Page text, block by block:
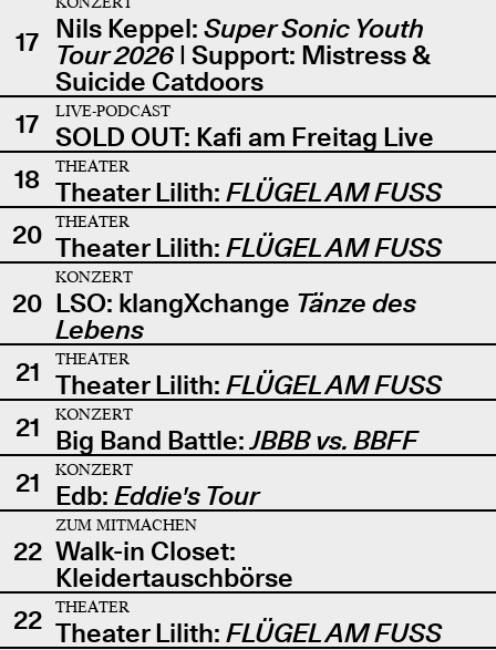
17 Nils Keppel: Super Sonic Youth
Tour 2026| Support: Mistress &
Suicide Catdoors
17
LIVE-PODCAST
SOLD OUT: Kafi am Freitag Live
18
THEATER
Theater Lilith: FLÜGEL AM FUSS
20
THEATER
Theater Lilith: FLÜGEL AM FUSS
20
KONZERT
LSO: klangXchange Tänze des
Lebens
21
THEATER
Theater Lilith: FLÜGEL AM FUSS
21
KONZERT
Big Band Battle:JBBB vs. BBFF
21
KONZERT
Edb: Eddie's Tour
22
ZUM MITMACHEN
Walk-in Closet:
Kleidertauschbörse
22
THEATER
Theater Lilith: FLÜGEL AM FUSS